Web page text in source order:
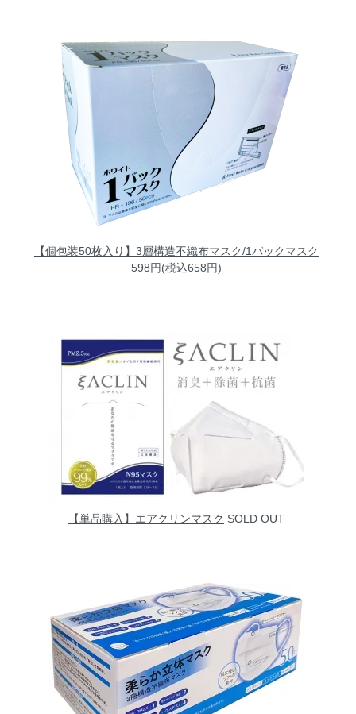
【個包装50枚入り】3層構造不織布マスク/1パックマスク
598円(税込658円)
【単品購入】エアクリンマスク SOLD OUT